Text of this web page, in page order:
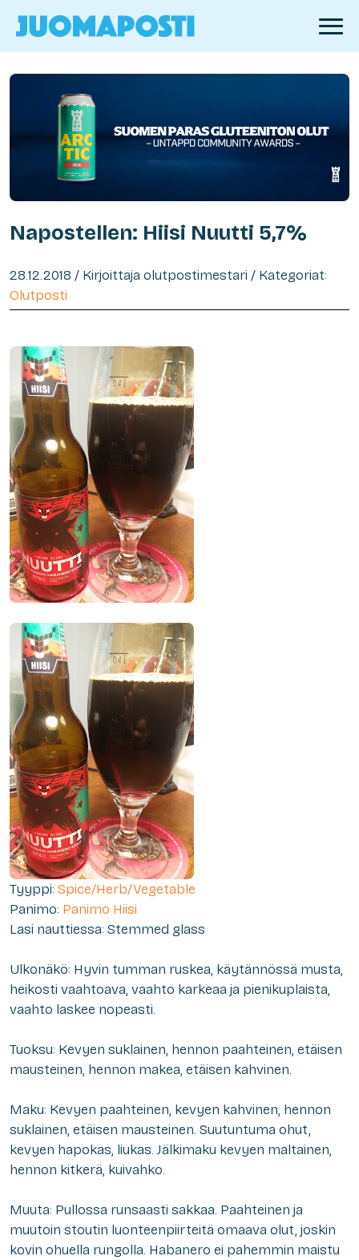
Napostellen: Hiisi Nuutti 5,7%
28.12.2018 / Kirjoittaja olutpostimestari / Kategoriat:
Olutposti
Tyyppi: Spice/Herb/Vegetable
Panimo: Panimo Hiisi
Lasi nauttiessa: Stemmed glass
Ulkonäkö: Hyvin tumman ruskea, käytännössä musta,
heikosti vaahtoava, vaahto karkeaa ja pienikuplaista,
vaahto laskee nopeasti.
Tuoksu: Kevyen suklainen, hennon paahteinen, etäisen
mausteinen, hennon makea, etäisen kahvinen.
Maku: Kevyen paahteinen, kevyen kahvinen, hennon
suklainen, etäisen mausteinen. Suutuntuma ohut,
kevyen hapokas, liukas. Jälkimaku kevyen maltainen,
hennon kitkerä, kuivahko.
Muuta: Pullossa runsaasti sakkaa. Paahteinen ja
muutoin stoutin luonteenpiirteitä omaava olut, joskin
kovin ohuella rungolla. Habanero ei pahemmin maistu